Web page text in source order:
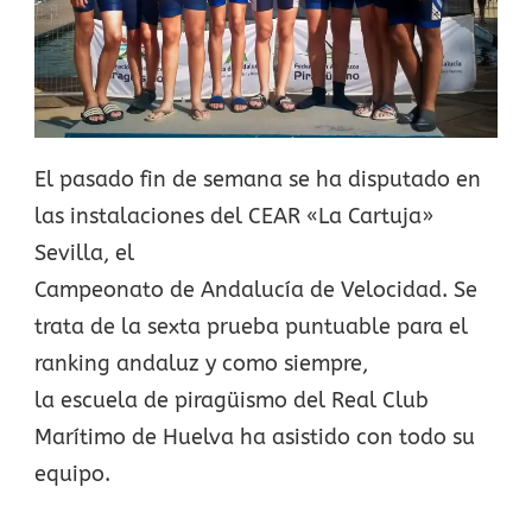
El pasado fin de semana se ha disputado en
las instalaciones del CEAR «La Cartuja»
Sevilla, el
Campeonato de Andalucía de Velocidad. Se
trata de la sexta prueba puntuable para el
ranking andaluz y como siempre,
la escuela de piragüismo del Real Club
Marítimo de Huelva ha asistido con todo su
equipo.